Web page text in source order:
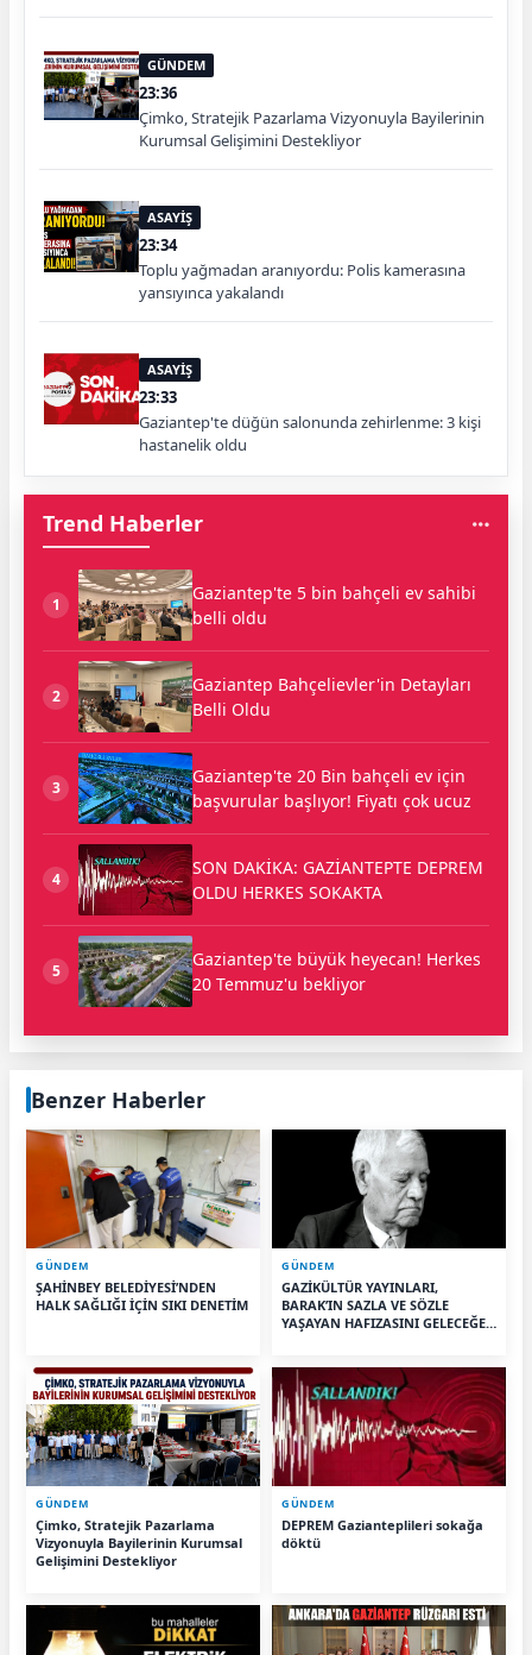
GÜNDEM
23:36
Çimko, Stratejik Pazarlama Vizyonuyla Bayilerinin
Kurumsal Gelişimini Destekliyor
ASAYİŞ
23:34
Toplu yağmadan aranıyordu: Polis kamerasına
yansıyınca yakalandı
ASAYİŞ
23:33
Gaziantep'te düğün salonunda zehirlenme: 3 kişi
hastanelik oldu
Trend Haberler
1
Gaziantep'te 5 bin bahçeli ev sahibi
belli oldu
2
Gaziantep Bahçelievler'in Detayları
Belli Oldu
3
Gaziantep'te 20 Bin bahçeli ev için
başvurular başlıyor! Fiyatı çok ucuz
4
SON DAKİKA: GAZİANTEPTE DEPREM
OLDU HERKES SOKAKTA
5
Gaziantep'te büyük heyecan! Herkes
20 Temmuz'u bekliyor
Benzer Haberler
GÜNDEM
ŞAHİNBEY BELEDİYESİ’NDEN
HALK SAĞLIĞI İÇİN SIKI DENETİM
GÜNDEM
GAZİKÜLTÜR YAYINLARI,
BARAK’IN SAZLA VE SÖZLE
YAŞAYAN HAFIZASINI GELECEĞE
GÜNDEM
Çimko, Stratejik Pazarlama
Vizyonuyla Bayilerinin Kurumsal
Gelişimini Destekliyor
GÜNDEM
DEPREM Gazianteplileri sokağa
döktü